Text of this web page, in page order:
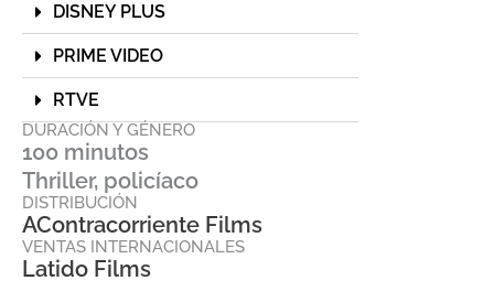
DISNEY PLUS
PRIME VIDEO
RTVE
DURACIÓN Y GÉNERO
100 minutos
Thriller, policíaco
DISTRIBUCIÓN
AContracorriente Films
VENTAS INTERNACIONALES
Latido Films